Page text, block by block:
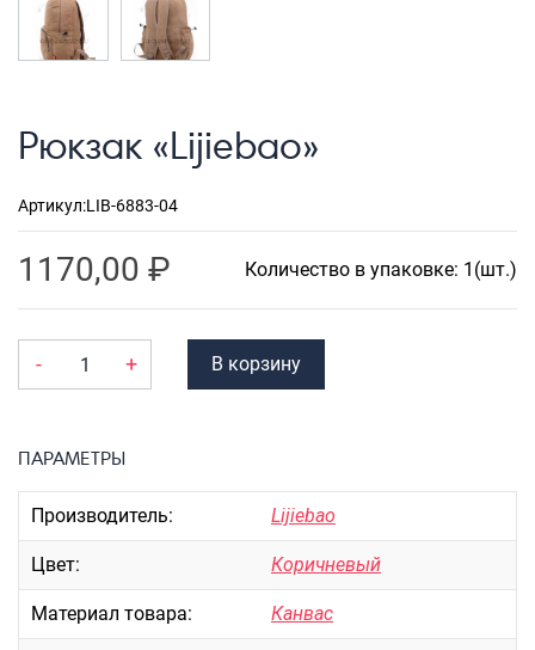
Рюкзаки детские
Рюкзаки для охоты-рыбалки
Планшеты
ЧЕХЛЫ ДЛЯ ЧЕМОДАНОВ
Мешки для обуви
Пеналы для школы
Рюкзак «Lijiebao»
Артикул:LIB-6883-04
1170,00 ₽ Количество в упаковке: 1(шт.)
- + В корзину
ПАРАМЕТРЫ
Производитель: Lijiebao
Цвет: Коричневый
Материал товара: Канвас